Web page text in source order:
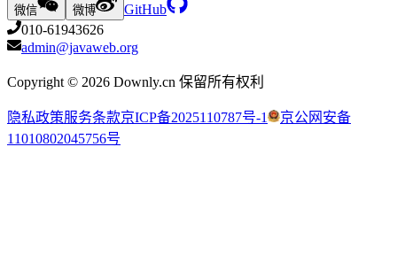
微信 微博
GitHub
010-61943626
admin@javaweb.org
Copyright © 2026 Downly.cn 保留所有权利
隐私政策服务条款京ICP备2025110787号-1
京公网安备
11010802045756号